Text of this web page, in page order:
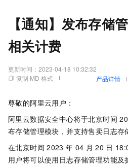
【通知】发布存储
相关计费
更新时间： 2023-04-18 10:32:32
复制 MD 格式
产品详情
尊敬的阿里云用户：
阿里云数据安全中心将于北京时间
布存储管理模块，并支持售卖日志存
在北京时间 2023 年 04 月 20 日
用户将可以使用日志存储管理功能